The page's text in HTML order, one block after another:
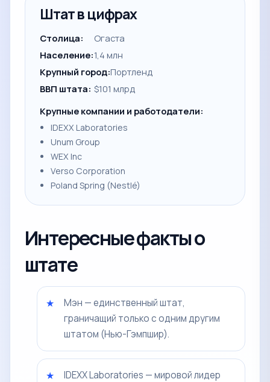
Штат в цифрах
Столица:
Огаста
Население:1,4 млн
Крупный город:Портленд
ВВП штата: $101 млрд
Крупные компании и работодатели:
IDEXX Laboratories
Unum Group
WEX Inc
Verso Corporation
Poland Spring (Nestlé)
Интересные факты о
штате
Мэн — единственный штат,
граничащий только с одним другим
штатом (Нью-Гэмпшир).
IDEXX Laboratories — мировой лидер